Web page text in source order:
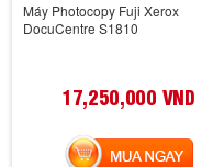
Máy Photocopy Fuji Xerox
DocuCentre S1810
17,250,000 VND
MUA NGAY